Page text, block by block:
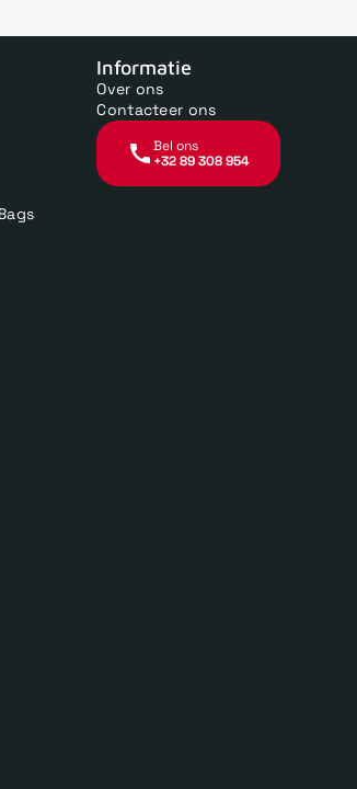
Voor 15uur besteld, zelfde
Informatie
Over ons
Contacteer ons
Bel ons
+32 89 308 954